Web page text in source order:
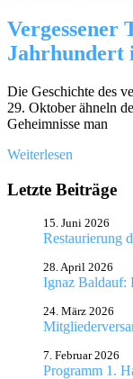
Vergessener
Jahrhundert
Die Geschichte des
29. Oktober ähneln
Geheimnisse man
Weiterlesen
Letzte Beiträge
Restaurierung
15. Juni 2026
Ignaz Baldauf:
28. April 2026
24. März 2026
Programm 1.
7. Februar 2026